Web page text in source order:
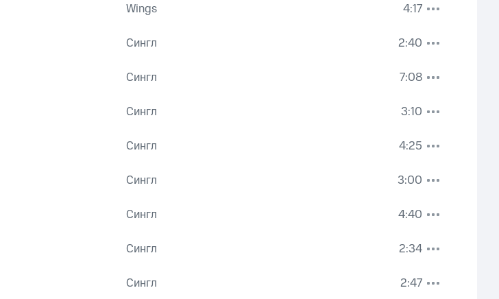
Wings
4:17
Сингл
2:40
Сингл
7:08
Сингл
3:10
Сингл
4:25
Сингл
3:00
Сингл
4:40
Сингл
2:34
Сингл
2:47